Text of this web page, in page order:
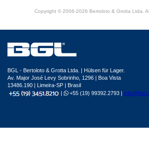
Copyright © 2006-2026 Bertoloto & Grotta Ltda.
BGL - Bertoloto & Grotta Ltda. | Hülsen für Lager.
Av. Major José Levy Sobrinho, 1296 | Boa Vista
13486.190 | Limeira-SP | Brasil
|
+55 (19) 99392.2793 |